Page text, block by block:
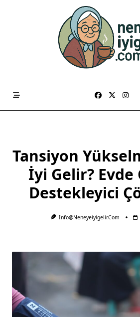
Tansiyon
İyi Gelir? Evde
Destekleyici
Info@neneyeiyigelir.com